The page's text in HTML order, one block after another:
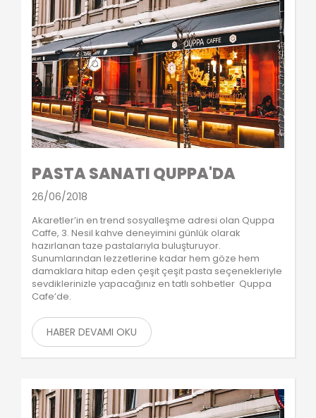
PASTA SANATI QUPPA'DA
26/06/2018
Akaretler’in en trend sosyalleşme adresi olan Quppa
Caffe, 3. Nesil kahve deneyimini günlük olarak
hazırlanan taze pastalarıyla buluşturuyor.
Sunumlarından lezzetlerine kadar hem göze hem
damaklara hitap eden çeşit çeşit pasta seçenekleriyle
sevdiklerinizle yapacağınız en tatlı sohbetler Quppa
Cafe’de.
HABER DEVAMI OKU